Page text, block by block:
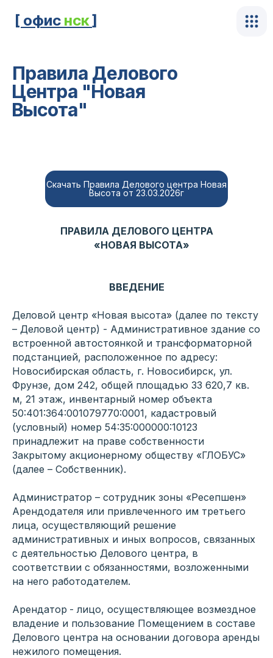
[ офис нск]
Правила Делового
Центра "Новая
Высота"
Скачать Правила Делового центра Новая
Высота от 23.03.2026г
ПРАВИЛА ДЕЛОВОГО ЦЕНТРА
«НОВАЯ ВЫСОТА»
ВВЕДЕНИЕ
Деловой центр «Новая высота» (далее по тексту
– Деловой центр) - Административное здание со
встроенной автостоянкой и трансформаторной
подстанцией, расположенное по адресу:
Новосибирская область, г. Новосибирск, ул.
Фрунзе, дом 242, общей площадью 33 620,7 кв.
м, 21 этаж, инвентарный номер объекта
50:401:364:001079770:0001, кадастровый
(условный) номер 54:35:000000:10123
принадлежит на праве собственности
Закрытому акционерному обществу «ГЛОБУС»
(далее – Собственник).
Администратор – сотрудник зоны «Ресепшен»
Арендодателя или привлеченного им третьего
лица, осуществляющий решение
административных и иных вопросов, связанных
с деятельностью Делового центра, в
соответствии с обязанностями, возложенными
на него работодателем.
Арендатор - лицо, осуществляющее возмездное
владение и пользование Помещением в составе
Делового центра на основании договора аренды
нежилого помещения.